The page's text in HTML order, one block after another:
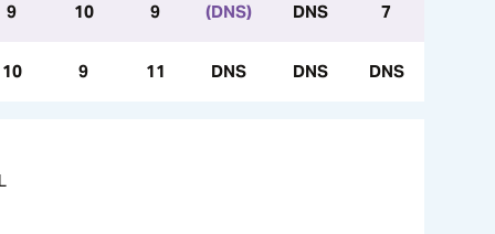
9 10 9 (DNS) DNS 7
10 9 11 DNS DNS DNS